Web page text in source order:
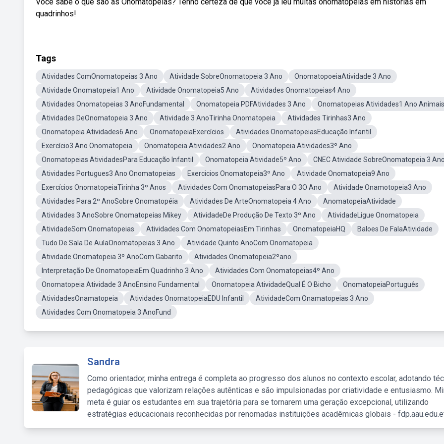
quadrinhos!
Tags
Atividades ComOnomatopeias 3 Ano Atividade SobreOnomatopeia 3 Ano
OnomatopoeiaAtividade 3 Ano
Atividade Onomatopeia1 Ano
Atividade Onomatopeia5 Ano
Atividades Onomatopeias4 Ano
Atividades Onomatopeias 3 AnoFundamental
Onomatopeia PDFAtividades 3 Ano
Onomatopeias Atividades1 Ano Animais
Atividades DeOnomatopeia 3 Ano
Atividade 3 AnoTirinha Onomatopeia
Atividades Tirinhas3 Ano
Onomatopeia Atividades6 Ano
OnomatopeiaExercícios
Atividades OnomatopeiasEducação Infantil
Exercício3 Ano Onomatopeia
Onomatopeia Atividades2 Ano
Onomatopeia Atividades3º Ano
Onomatopeias AtividadesPara Educação Infantil
Onomatopeia Atividade5º Ano
CNEC Atividade SobreOnomatopeia 3
Atividades Portugues3 Ano Onomatopeias
Exercicios Onomatopeia3º Ano
Atividade Onomatopeia9 Ano
Exercícios OnomatopeiaTirinha 3º Anos
Atividades Com OnomatopeiasPara O 3O Ano
Atividade Onamotopeia3 Ano
Atividades Para 2º AnoSobre Onomatopéia
Atividades De ArteOnomatopeia 4 Ano
AnomatopeiaAtividade
Atividades 3 AnoSobre Onomatopeias Mikey
AtividadeDe Produção De Texto 3º Ano
AtividadeLigue Onomatopeia
AtividadeSom Onomatopeias
Atividades Com OnomatopeiasEm Tirinhas OnomatopeiaHQ
Baloes De FalaAtividade
Tudo De Sala De AulaOnomatopeias 3 Ano
Atividade Quinto AnoCom Onomatopeia
Atividade Onomatopeia 3º AnoCom Gabarito
Atividades Onomatopeia2ºano
Interpretação De OnomatopeiaEm Quadrinho 3 Ano
Atividades Com Onomatopeias4º Ano
Onomatopeia Atividade 3 AnoEnsino Fundamental
Onomatopeia AtividadeQual É O Bicho
OnomatopeiaPortuguês
AtividadesOnamatopeia
Atividades OnomatopeiaEDU Infantil
AtividadeCom Onamatopeias 3 Ano
Atividades Com Onomatopeia 3 AnoFund
Sandra
Como orientador, minha entrega é completa ao progresso dos alunos no contexto escolar, adotando
pedagógicas que valorizam relações autênticas e são impulsionadas por criatividade e entusiasmo.
meta é guiar os estudantes em sua trajetória para se tornarem uma geração excepcional, utilizando
estratégias educacionais reconhecidas por renomadas instituições acadêmicas globais -